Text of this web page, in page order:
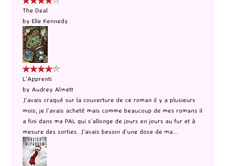
The Deal
by Elle Kennedy
L'Apprenti
by Audrey Alwett
J’avais craqué sur la couverture de ce roman il y a plusieurs
mois, je l’avais acheté mais comme beaucoup de mes romans il
a fini dans ma PAL qui s’allonge de jours en jours au fur et à
mesure des sorties. J’avais besoin d’une dose de ma...